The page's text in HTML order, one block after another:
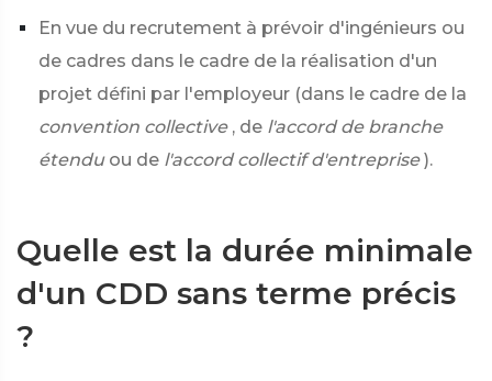
En vue du recrutement à prévoir d'ingénieurs ou
de cadres dans le cadre de la réalisation d'un
projet défini par l'employeur (dans le cadre de la
convention collective , de l'accord de branche
étendu ou de l'accord collectif d'entreprise ).
Quelle est la durée minimale
d'un CDD sans terme précis
?